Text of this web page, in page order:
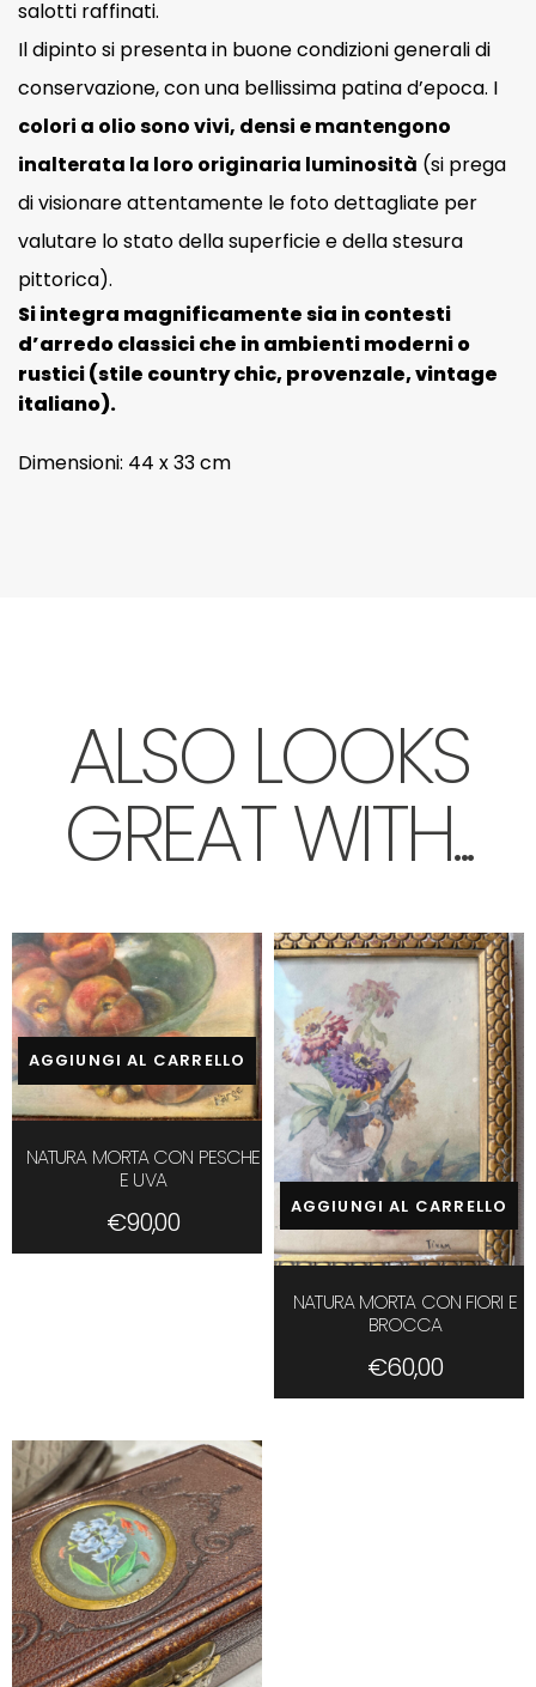
salotti raffinati.
Il dipinto si presenta in buone condizioni generali di
conservazione, con una bellissima patina d’epoca. I
colori a olio sono vivi, densi e mantengono
inalterata la loro originaria luminosità (si prega
di visionare attentamente le foto dettagliate per
valutare lo stato della superficie e della stesura
pittorica).
Si integra magnificamente sia in contesti
d’arredo classici che in ambienti moderni o
rustici (stile country chic, provenzale, vintage
italiano).
Dimensioni: 44 x 33 cm
ALSO LOOKS
GREAT WITH...
AGGIUNGI AL CARRELLO
NATURA MORTA CON PESCHE
E UVA
€90,00 AGGIUNGI AL CARRELLO
NATURA MORTA CON FIORI E
BROCCA
€60,00